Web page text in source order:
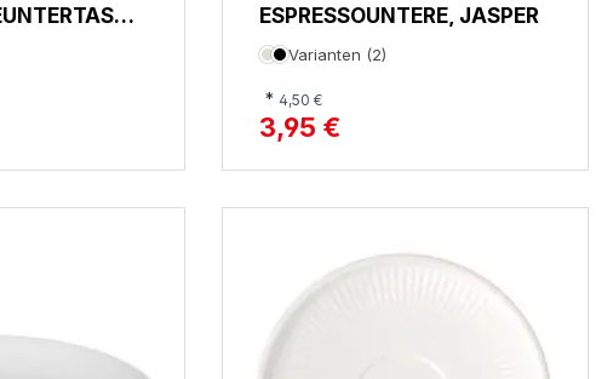
ESPRESSOUNTERE, JASPER
Varianten (2)
* 4,50 €
3,95 €